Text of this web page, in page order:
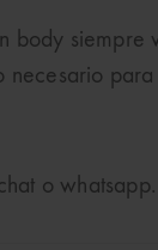
body siempre
necesario
o whatsapp.